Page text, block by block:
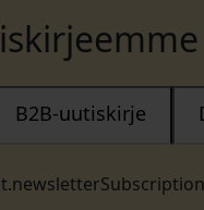
B2B-uutiskirje